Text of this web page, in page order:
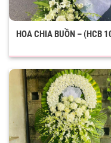
HOA CHIA BUỒN – (HCB